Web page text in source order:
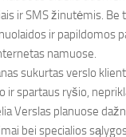
ir SMS žinutėmis. Be
ir papildomos
namuose.
sukurtas verslo
ir spartaus ryšio,
Verslas planuose
bei specialios